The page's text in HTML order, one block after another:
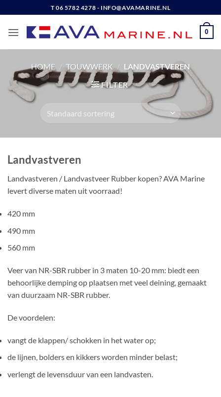
naar
inhoud
T 06 5782 4278 - INFO@AVAMARINE.NL
0
HOME / TOUWWERK / LANDVASTVEREN
FILTER
Landvastveren
Landvastveren / Landvastveer Rubber kopen? AVA Marine
levert diverse maten uit voorraad!
420 mm
490 mm
560 mm
Veer van NR-SBR rubber in 3 maten 10-20 mm: biedt een
behoorlijke demping op plaatsen met veel deining, gemaakt
van duurzaam NR-SBR rubber.
De voordelen:
vangt de klappen/ schokken in het water op;
de lijnen, bolders en kikkers worden minder belast;
verlengt de levensduur van een landvasten.